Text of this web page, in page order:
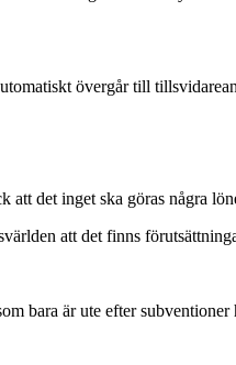
övergår till
det inget ska göras några
att det finns
bara är ute efter subventioner